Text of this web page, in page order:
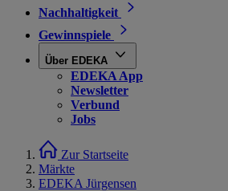
Nachhaltigkeit
Gewinnspiele
Über EDEKA
EDEKA App
Newsletter
Verbund
Jobs
Zur Startseite
Märkte
EDEKA Jürgensen